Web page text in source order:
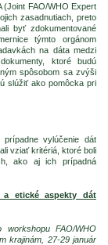
(Joint FAO/WHO Expert
zasadnutiach, preto
byť zdokumentované
týmto orgánom
na dáta medzi
ktoré budú
spôsobom sa zvýši
slúžiť ako pomôcka pri
vylúčenie dát
vziať kritériá, ktoré boli
ako aj ich prípadná
a etické aspekty dát
workshopu FAO/WHO
krajinám, 27-29 január